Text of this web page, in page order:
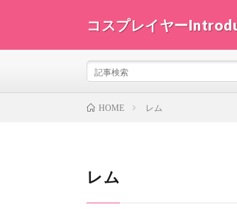
コスプレイヤー
HOME レム
レム